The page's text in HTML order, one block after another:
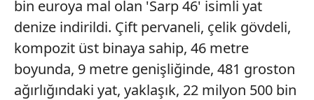
bin euroya mal olan 'Sarp 46' isimli yat
denize indirildi. Çift pervaneli, çelik gövdeli,
kompozit üst binaya sahip, 46 metre
boyunda, 9 metre genişliğinde, 481 groston
ağırlığındaki yat, yaklaşık, 22 milyon 500 bin